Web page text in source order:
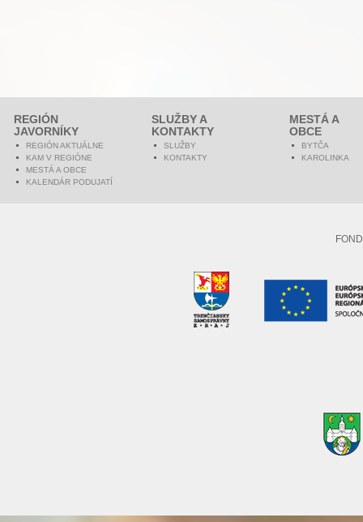
REGIÓN
JAVORNÍKY
REGIÓN AKTUÁLNE
KAM V REGIÓNE
MESTÁ A OBCE
KALENDÁR PODUJATÍ
SLUŽBY A
KONTAKTY
SLUŽBY
KONTAKTY
MESTÁ A
OBCE
BYTČA
KAROLINKA